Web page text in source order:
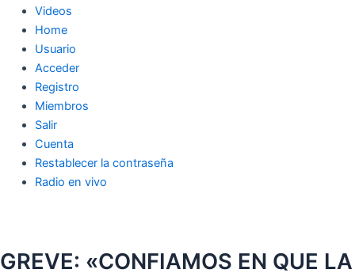
Videos
Home
Usuario
Acceder
Registro
Miembros
Salir
Cuenta
Restablecer la contraseña
Radio en vivo
GREVE: «CONFIAMOS EN QUE LA